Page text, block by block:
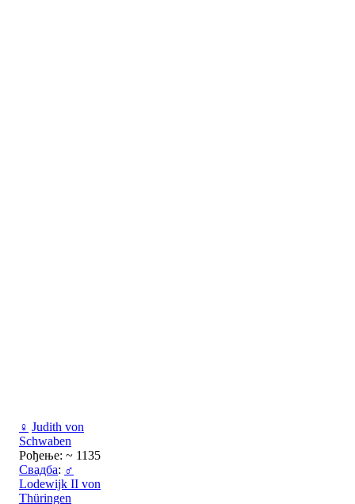
♀ Judith von
Schwaben
Рођење: ~ 1135
Свадба: ♂
Lodewijk II von
Thüringen